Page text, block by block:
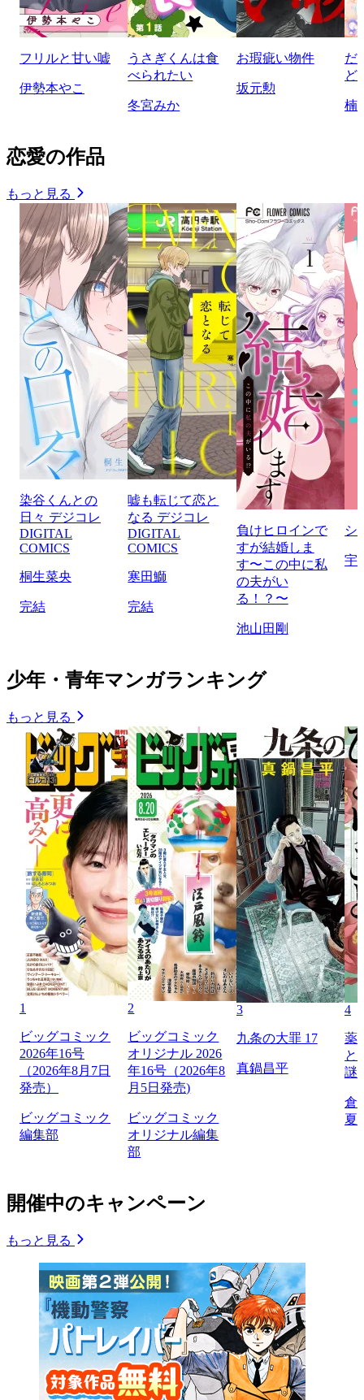
フリルと甘い嘘
伊勢本やこ
うさぎくんは食
べられたい
冬宮みか
お瑕疵い物件
坂元勲
だ
ど
楠
恋愛の作品
もっと見る
染谷くんとの
日々 デジコレ
DIGITAL
COMICS
桐生菜央
完結
嘘も転じて恋と
なる デジコレ
DIGITAL
COMICS
寒田鰤
完結
負けヒロインで
すが結婚しま
す〜この中に私
の夫がい
る！？〜
池山田剛
シ
宇
少年・青年マンガランキング
もっと見る
1
ビッグコミック
2026年16号
（2026年8月7日
発売）
ビッグコミック
編集部
2
ビッグコミック
オリジナル 2026
年16号（2026年8
月5日発売)
ビッグコミック
オリジナル編集
部
3
九条の大罪 17
真鍋昌平
4
薬
と
謎
倉
夏
開催中のキャンペーン
もっと見る